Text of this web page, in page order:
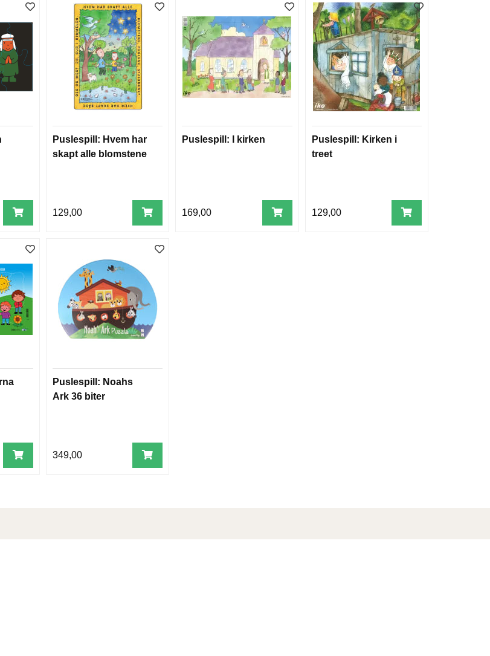
Puslespill: Hvem har
skapt alle blomstene
129,00
Puslespill: I kirken
169,00
Puslespill: Kirken i
treet
129,00
Puslespill: Noahs
Ark 36 biter
349,00